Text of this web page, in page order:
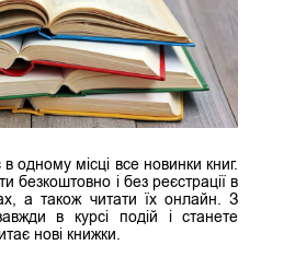
одному місці все новинки книг.
безкоштовно і без реєстрації в
а також читати їх онлайн. З
в курсі подій і станете
нові книжки.